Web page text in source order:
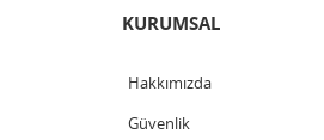
KURUMSAL
Hakkımızda
Güvenlik